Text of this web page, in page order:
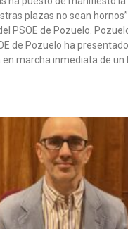
plazas no sean
PSOE de Pozuelo.
de Pozuelo ha
en marcha inmediata de un